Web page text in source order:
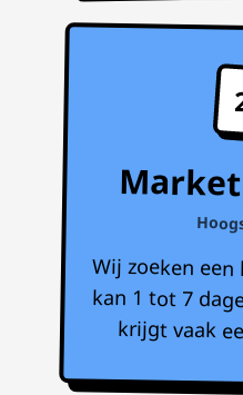
Wij zoeken
kan 1 tot 7
krijgt vaak